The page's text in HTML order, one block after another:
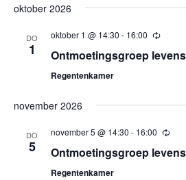
oktober 2026
DO
1
oktober 1 @ 14:30 - 16:00
Ontmoetingsgroep
Regentenkamer
november 2026
DO
5
november 5 @ 14:30 - 16:00
Ontmoetingsgroep
Regentenkamer